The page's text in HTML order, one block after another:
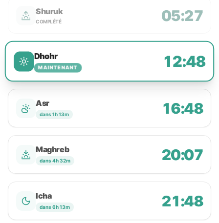
Shuruk
COMPLÉTÉ 05:27
Dhohr
MAINTENANT 12:48
Asr
dans 1h 13m 16:48
Maghreb
dans 4h 32m 20:07
Icha
dans 6h 13m 21:48